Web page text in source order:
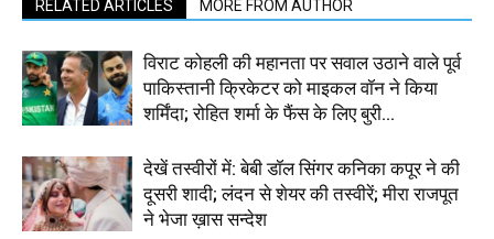
RELATED ARTICLES MORE FROM AUTHOR
विराट कोहली की महानता पर सवाल उठाने वाले पूर्व
पाकिस्तानी क्रिकेटर को माइकल वॉन ने किया
शर्मिंदा; रोहित शर्मा के फैंस के लिए बुरी...
देखें तस्वीरों में: बेबी डॉल सिंगर कनिका कपूर ने की
दूसरी शादी; लंदन से शेयर की तस्वीरें; मीरा राजपूत
ने भेजा ख़ास सन्देश